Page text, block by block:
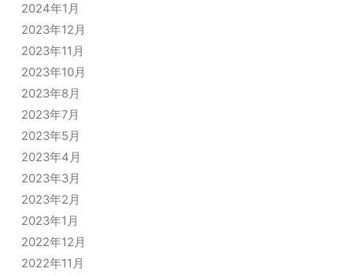
2024年1月
2023年12月
2023年11月
2023年10月
2023年8月
2023年7月
2023年5月
2023年4月
2023年3月
2023年2月
2023年1月
2022年12月
2022年11月